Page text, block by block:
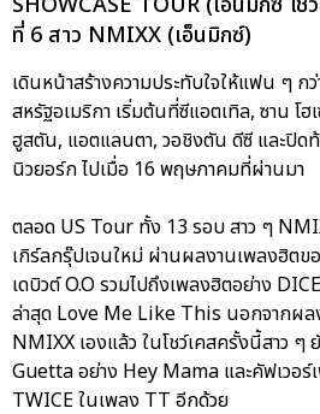
ที่ 6 สาว NMIXX (เอ็นมิกซ์)
เดินหน้าสร้างความประทับใจให้แฟน ๆ ก
สหรัฐอเมริกา เริ่มต้นที่ซีแอตเทิล, ซาน โฮ
ฮูสตัน, แอตแลนตา, วอชิงตัน ดีซี และปิ
นิวยอร์ก ไปเมื่อ 16 พฤษภาคมที่ผ่านมา
ตลอด US Tour ทั้ง 13 รอบ สาว ๆ
เกิร์ลกรุ๊ปเจนใหม่ ผ่านผลงานเพลงฮิตข
เดบิวต์ O.O รวมไปถึงเพลงฮิตอย่าง
ล่าสุด Love Me Like This นอกจากผล
NMIXX เองแล้ว ในโชว์เคสครั้งนี้สาว
Guetta อย่าง Hey Mama และคัฟเวอ
TWICE ในเพลง TT อีกด้วย